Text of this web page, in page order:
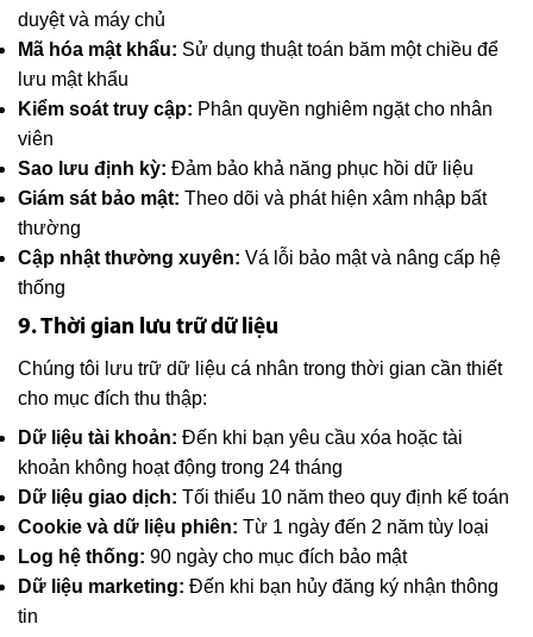
duyệt và máy chủ
Mã hóa mật khẩu: Sử dụng thuật toán băm một chiều để
lưu mật khẩu
Kiểm soát truy cập: Phân quyền nghiêm ngặt cho nhân
viên
Sao lưu định kỳ: Đảm bảo khả năng phục hồi dữ liệu
Giám sát bảo mật: Theo dõi và phát hiện xâm nhập bất
thường
Cập nhật thường xuyên: Vá lỗi bảo mật và nâng cấp hệ
thống
9. Thời gian lưu trữ dữ liệu
Chúng tôi lưu trữ dữ liệu cá nhân trong thời gian cần thiết
cho mục đích thu thập:
Dữ liệu tài khoản: Đến khi bạn yêu cầu xóa hoặc tài
khoản không hoạt động trong 24 tháng
Dữ liệu giao dịch: Tối thiểu 10 năm theo quy định kế toán
Cookie và dữ liệu phiên: Từ 1 ngày đến 2 năm tùy loại
Log hệ thống: 90 ngày cho mục đích bảo mật
Dữ liệu marketing: Đến khi bạn hủy đăng ký nhận thông
tin